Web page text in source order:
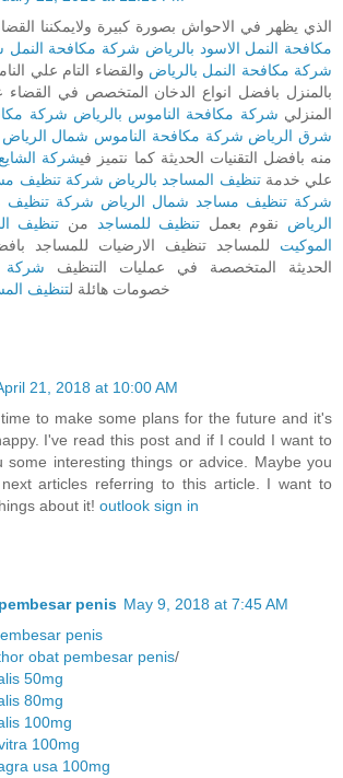
الذي يظهر في الاحواش بصورة كبيرة ولايمكننا
مكافحة النمل الاسود بالرياض شركة مكافحة النمل
شركة مكافحة النمل بالرياض والقضاء التام علي
بالمنزل بافضل انواع الدخان المتخصص في القضاء
المنزلي شركة مكافحة الناموس بالرياض شركة
شرق الرياض شركة مكافحة الناموس شمال الرياض
منه بافضل التقنيات الحديثة كما نتميز فيشركة
علي خدمةتنظيف المساجد بالرياض شركة تنظيف
شركة تنظيف مساجد شمال الرياض شركة
الرياض نقوم بعمل تنظيف للمساجد من تنظيف
الموكيت للمساجد تنظيف الارضيات للمساجد
الحديثة المتخصصة في عمليات التنظيف شركة
خصومات هائلة لتنظيف
21, 2018 at 10:00 AM
to make some plans for the future and it's
I've read this post and if I could I want to
some interesting things or advice. Maybe you
articles referring to this article. I want to
about it! outlook sign in
penis May 9, 2018 at 7:45 AM
penis
obat pembesar penis/
50mg
80mg
100mg
100mg
usa 100mg